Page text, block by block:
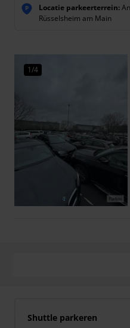
P Locatie parkeerterrein:
Rüsselsheim am Main
1/4
Shuttle parkeren